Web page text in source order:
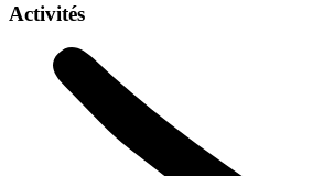
Activités